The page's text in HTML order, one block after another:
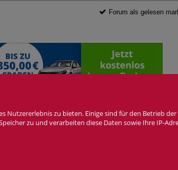
Forum als gelesen
Einstellungen
ist
zu bieten. Einige sind für den Betrieb
zu und verarbeiten diese Daten sowie Ihre IP-